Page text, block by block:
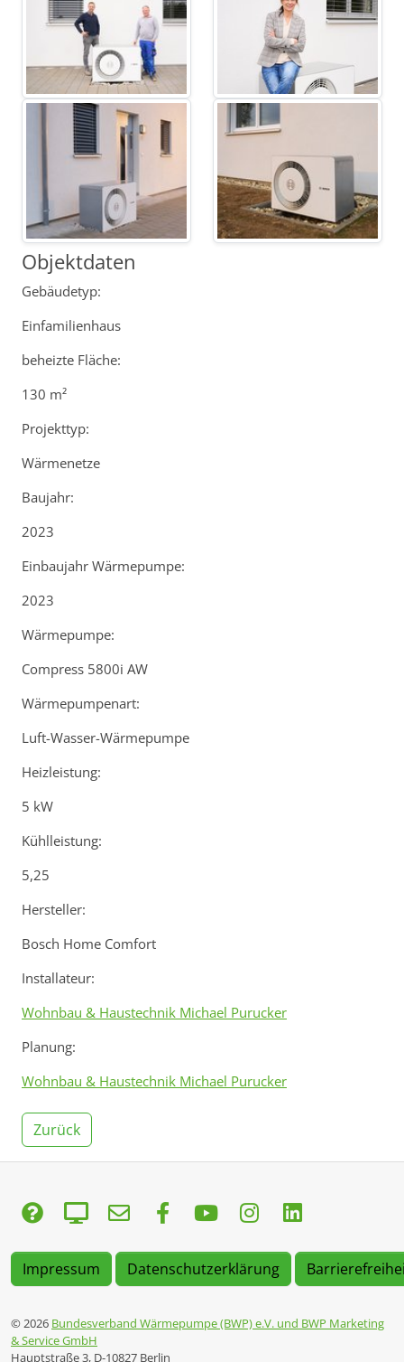
Objektdaten
Gebäudetyp:
Einfamilienhaus
beheizte Fläche:
130 m²
Projekttyp:
Wärmenetze
Baujahr:
2023
Einbaujahr Wärmepumpe:
2023
Wärmepumpe:
Compress 5800i AW
Wärmepumpenart:
Luft-Wasser-Wärmepumpe
Heizleistung:
5 kW
Kühlleistung:
5,25
Hersteller:
Bosch Home Comfort
Installateur:
Wohnbau & Haustechnik Michael Purucker
Planung:
Wohnbau & Haustechnik Michael Purucker
Zurück
Impressum Datenschutzerklärung
© 2026 Bundesverband Wärmepumpe (BWP) e.V. und BWP Marketing
& Service GmbH
Hauptstraße 3, D-10827 Berlin